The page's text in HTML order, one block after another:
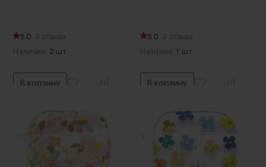
5.0
3 отзыва
Наличие: 2 шт.
В корзину
5.0
3 отзыва
Наличие: 1 шт.
В корзину